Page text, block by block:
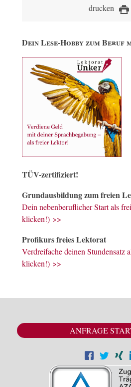
drucken
Dein Lese-Hobby zum Beruf
TÜV-zertifiziert!
Grundausbildung zum freien
Dein nebenberuflicher Start als
klicken!) >>
Profikurs freies Lektorat
Verdreifache deinen Stundensatz
klicken!) >>
ANFRAGE